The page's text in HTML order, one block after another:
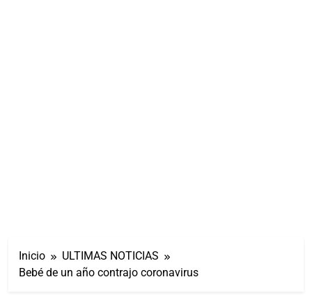
Inicio
ULTIMAS NOTICIAS
Bebé de un año contrajo coronavirus